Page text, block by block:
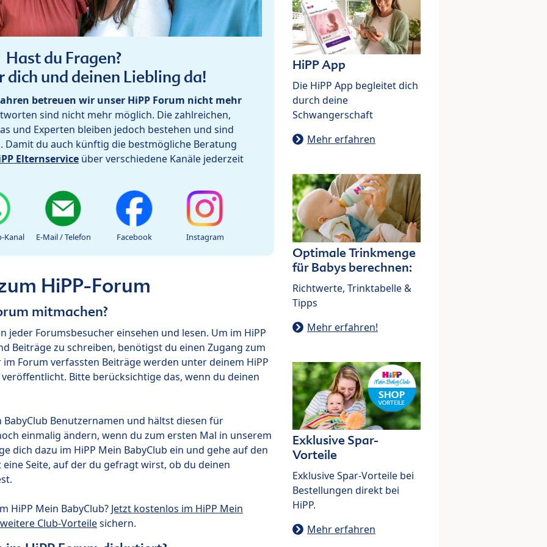
Hast du Fragen?
dich und deinen Liebling da!
betreuen wir unser HiPP Forum nicht mehr
sind nicht mehr möglich. Die zahlreichen,
und Experten bleiben jedoch bestehen und sind
du auch künftig die bestmögliche Beratung
Elternservice über verschiedene Kanäle jederzeit
Kanal E-Mail / Telefon Facebook Instagram
HiPP-Forum
mitmachen?
jeder Forumsbesucher einsehen und lesen. Um im HiPP
Beiträge zu schreiben, benötigst du einen Zugang zum
im Forum verfassten Beiträge werden unter deinem HiPP
Bitte berücksichtige das, wenn du deinen
Benutzernamen und hältst diesen für
einmalig ändern, wenn du zum ersten Mal in unserem
dich dazu im HiPP Mein BabyClub ein und gehe auf den
Seite, auf der du gefragt wirst, ob du deinen
HiPP Mein BabyClub? Jetzt kostenlos im HiPP Mein
weitere Club-Vorteilesichern.
HiPP App
Die HiPP App begleitet dich
durch deine
Schwangerschaft
Mehr erfahren
Optimale Trinkmenge
für Babys berechnen:
Richtwerte, Trinktabelle &
Tipps
Mehr erfahren!
Exklusive Spar-
Vorteile
Exklusive Spar-Vorteile bei
Bestellungen direkt bei
HiPP.
Mehr erfahren